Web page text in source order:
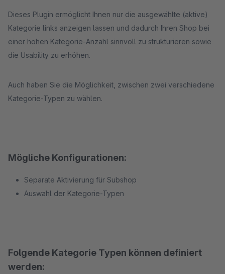
Dieses Plugin ermöglicht Ihnen nur die ausgewählte (aktive)
Kategorie links anzeigen lassen und dadurch Ihren Shop bei
einer hohen Kategorie-Anzahl sinnvoll zu strukturieren sowie
die Usability zu erhöhen.
Auch haben Sie die Möglichkeit, zwischen zwei verschiedene
Kategorie-Typen zu wählen.
Mögliche Konfigurationen:
Separate Aktivierung für Subshop
Auswahl der Kategorie-Typen
Folgende Kategorie Typen können definiert
werden: